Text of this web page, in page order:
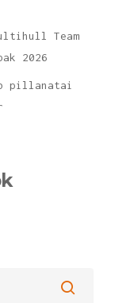
Team
2026
pillanatai